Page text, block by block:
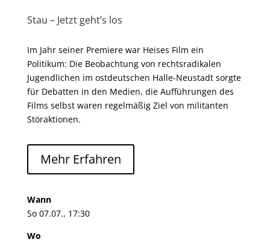
Stau – Jetzt geht’s los
Im Jahr seiner Premiere war Heises Film ein
Politikum: Die Beobachtung von rechtsradikalen
Jugendlichen im ostdeutschen Halle-Neustadt sorgte
für Debatten in den Medien, die Aufführungen des
Films selbst waren regelmäßig Ziel von militanten
Störaktionen.
Mehr Erfahren
Wann
So 07.07., 17:30
Wo